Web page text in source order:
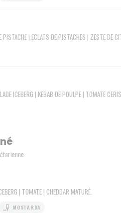
| ECLATS DE PISTACHES | ZESTE DE
ICEBERG | KEBAB DE POULPE | TOMATE
| TOMATE | CHEDDAR MATURÉ.
MOSTARDA